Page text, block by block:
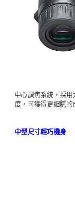
中心調焦系統，採
度，可獲得更細膩的
中型尺寸輕巧機身